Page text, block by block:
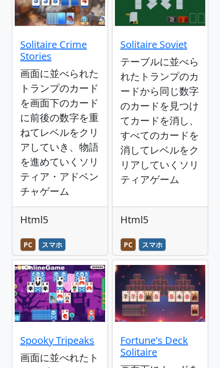
Solitaire Crime
Stories
画面に並べられた
トランプのカード
を画面下のカード
に前後の数字を重
ねてレベルをクリ
アしていき、物語
を進めていくソリ
ティア・アドベン
チャゲーム
Html5
PC スマホ
Solitaire Soviet
テーブルに並べら
れたトランプのカ
ードから同じ数字
のカードを見つけ
てカードを消し、
すべてのカードを
消してレベルをク
リアしていくソリ
ティアゲーム
Html5
PC スマホ
Spooky Tripeaks
画面に並べれたト
Fortune's Deck
Solitaire